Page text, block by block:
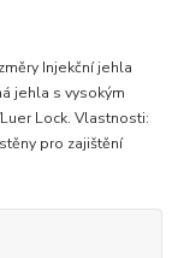
Injekční jehla
jehla s vysokým
Lock. Vlastnosti:
pro zajištění